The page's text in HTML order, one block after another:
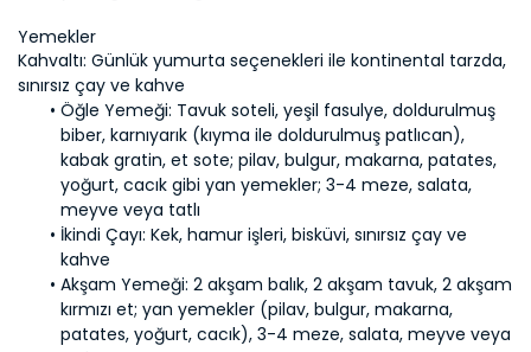
Kahvaltı: Günlük yumurta seçenekleri ile kontinental tarzda,
Öğle Yemeği: Tavuk soteli, yeşil fasulye, doldurulmuş
biber, karnıyarık (kıyma ile doldurulmuş patlıcan),
kabak gratin, et sote; pilav, bulgur, makarna, patates,
yoğurt, cacık gibi yan yemekler; 3-4 meze, salata,
İkindi Çayı: Kek, hamur işleri, bisküvi, sınırsız çay ve
Akşam Yemeği: 2 akşam balık, 2 akşam tavuk, 2 akşam
kırmızı et; yan yemekler (pilav, bulgur, makarna,
patates, yoğurt, cacık), 3-4 meze, salata, meyve veya